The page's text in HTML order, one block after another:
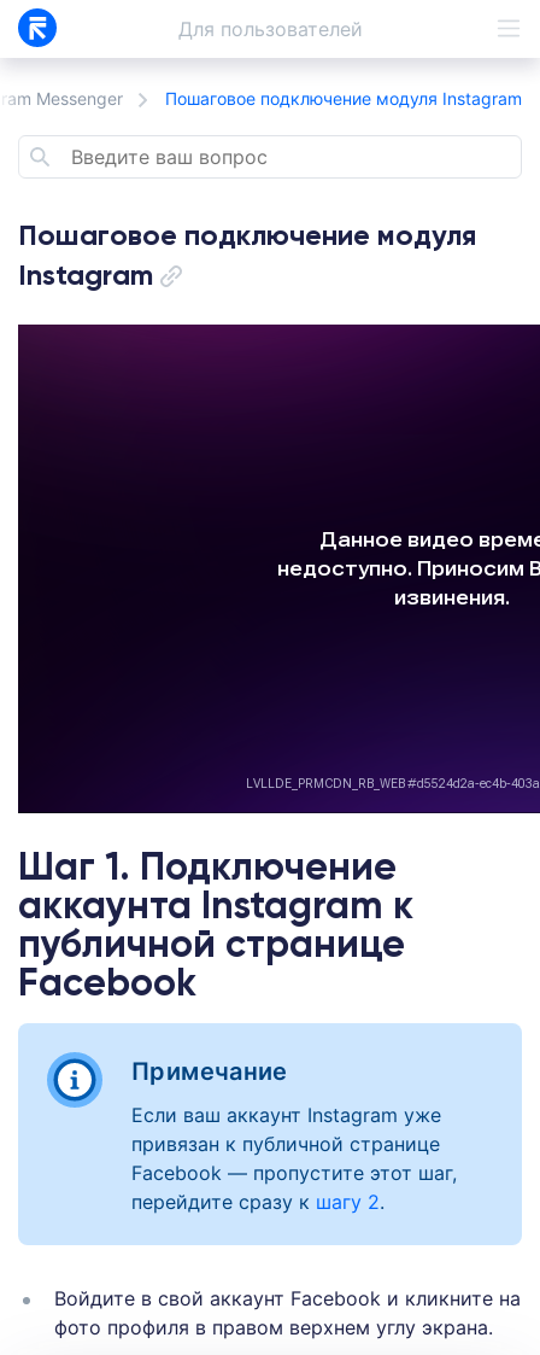
Для пользователей
Messenger Пошаговое подключение модуля Instagram
Пошаговое подключение модуля
Instagram
Шаг 1. Подключение
аккаунта Instagram к
публичной странице
Facebook
Примечание
Если ваш аккаунт Instagram уже
привязан к публичной странице
Facebook — пропустите этот шаг,
перейдите сразу к шагу 2.
Войдите в свой аккаунт Facebook и кликните на
фото профиля в правом верхнем углу экрана.